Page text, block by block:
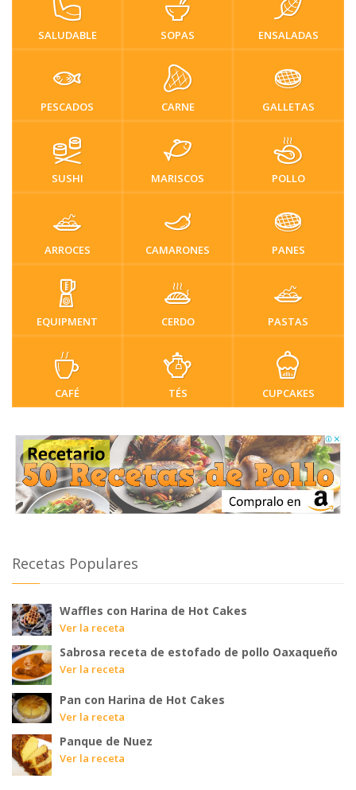
SALUDABLE SOPAS ENSALADAS
PESCADOS CARNE GALLETAS
SUSHI MARISCOS POLLO
ARROCES CAMARONES PANES
EQUIPMENT CERDO PASTAS
CAFÉ TÉS CUPCAKES
Recetas Populares
Waffles con Harina de Hot Cakes
Ver la receta
Sabrosa receta de estofado de pollo Oaxaqueño
Ver la receta
Pan con Harina de Hot Cakes
Ver la receta
Panque de Nuez
Ver la receta